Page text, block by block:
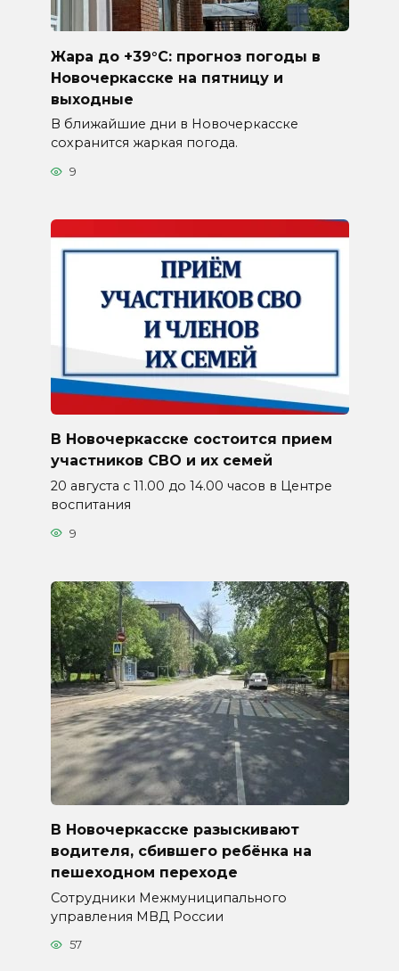
Жара до +39°C: прогноз погоды в
Новочеркасске на пятницу и
выходные
В ближайшие дни в Новочеркасске
сохранится жаркая погода.
9
В Новочеркасске состоится прием
участников СВО и их семей
20 августа с 11.00 до 14.00 часов в Центре
воспитания
9
В Новочеркасске разыскивают
водителя, сбившего ребёнка на
пешеходном переходе
Сотрудники Межмуниципального
управления МВД России
57